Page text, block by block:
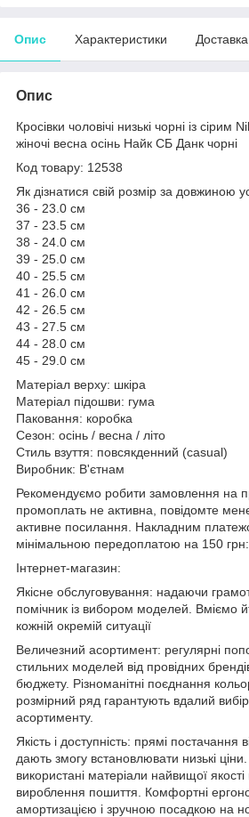
Опис Характеристики Доставка
Опис
Кросівки чоловічі низькі чорні із сірим
жіночі весна осінь Найк СБ Данк чорні
Код товару: 12538
Як дізнатися свій розмір за довжиною
36 - 23.0 см
37 - 23.5 см
38 - 24.0 см
39 - 25.0 см
40 - 25.5 см
41 - 26.0 см
42 - 26.5 см
43 - 27.5 см
44 - 28.0 см
45 - 29.0 см
Матеріал верху: шкіра
Матеріал підошви: гума
Паковання: коробка
Сезон: осінь / весна / літо
Стиль взуття: повсякденний (casual)
Виробник: В'єтнам
Рекомендуємо робити замовлення на
промоплать не активна, повідомте
активне посилання. Накладним
мінімальною передоплатою на 150
Інтернет-магазин:
Якісне обслуговування: надаючи
помічник із вибором моделей. Вміємо
кожній окремій ситуації
Величезний асортимент: регулярні
стильних моделей від провідних
бюджету. Різноманітні поєднання
розмірний ряд гарантують вдалий
асортименту.
Якість і доступність: прямі постачання
дають змогу встановлювати низькі
використані матеріали найвищої
вироблення пошиття. Комфортні
амортизацією і зручною посадкою на